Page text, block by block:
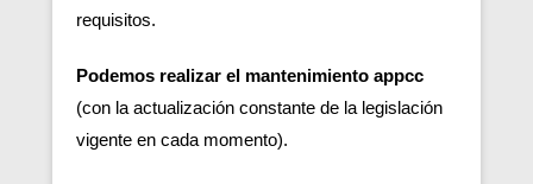
requisitos.
Podemos realizar el mantenimiento appcc
(con la actualización constante de la legislación
vigente en cada momento).